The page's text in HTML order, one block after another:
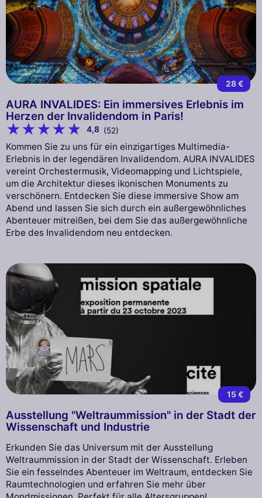
28 €
AURA INVALIDES: Ein immersives Erlebnis im
Herzen der Invalidendom in Paris!
4,8 (52)
Kommen Sie zu uns für ein einzigartiges Multimedia-
Erlebnis in der legendären Invalidendom. AURA INVALIDES
vereint Orchestermusik, Videomapping und Lichtspiele,
um die Architektur dieses ikonischen Monuments zu
verschönern. Entdecken Sie diese immersive Show am
Abend und lassen Sie sich durch ein außergewöhnliches
Abenteuer mitreißen, bei dem Sie das außergewöhnliche
Erbe des Invalidendom neu entdecken.
15 €
Ausstellung "Weltraummission" in der Stadt der
Wissenschaft und Industrie
Erkunden Sie das Universum mit der Ausstellung
Weltraummission in der Stadt der Wissenschaft. Erleben
Sie ein fesselndes Abenteuer im Weltraum, entdecken Sie
Raumtechnologien und erfahren Sie mehr über